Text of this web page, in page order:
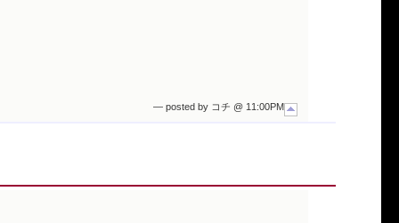
— posted by コチ @ 11:00PM